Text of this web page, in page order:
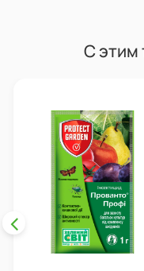
С этим